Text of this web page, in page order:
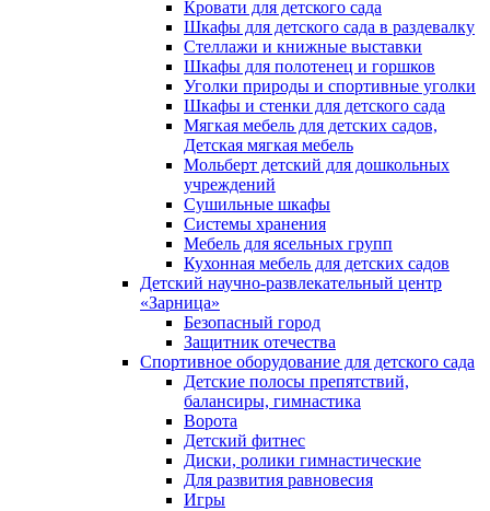
Кровати для детского сада
Шкафы для детского сада в раздевалку
Стеллажи и книжные выставки
Шкафы для полотенец и горшков
Уголки природы и спортивные уголки
Шкафы и стенки для детского сада
Мягкая мебель для детских садов,
Детская мягкая мебель
Мольберт детский для дошкольных
учреждений
Сушильные шкафы
Системы хранения
Мебель для ясельных групп
Кухонная мебель для детских садов
Детский научно-развлекательный центр
«Зарница»
Безопасный город
Защитник отечества
Спортивное оборудование для детского сада
Детские полосы препятствий,
балансиры, гимнастика
Ворота
Детский фитнес
Диски, ролики гимнастические
Для развития равновесия
Игры